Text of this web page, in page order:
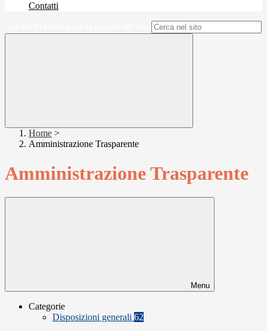
Contatti
Home >
Amministrazione Trasparente
Amministrazione Trasparente
Menu
Categorie
Disposizioni generali 62